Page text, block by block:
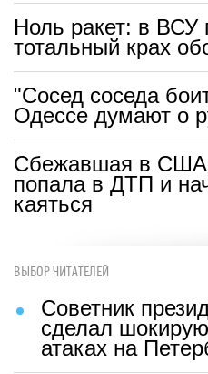
Ноль ракет: в ВСУ
тотальный крах
"Сосед соседа
Одессе думают о
Сбежавшая в
попала в ДТП и
каяться
ВЫБОР ЧИТАТЕЛЕЙ
Советник
сделал
атаках на